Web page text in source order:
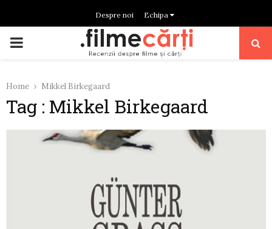
Despre noi Echipa
PRIMARY
Home Mikkel Birkegaard
Tag : Mikkel Birkegaard